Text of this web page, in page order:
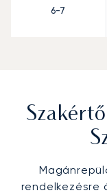
6-7
rendelkezésre